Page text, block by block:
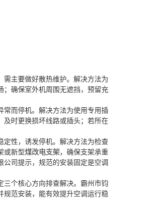
主要做好散热维护。解决方法为
；确保室外机周围无遮挡，预留充
常而停机。解决方法为使用专用插
及时更换损坏线路或插头；若所在
定性，诱发停机。解决方法为检查
或新型煤改电支架，确保支架承重
司提示，规范的安装固定是空调
三个核心方向排查解决。霸州市钧
规范安装，能有效提升空调运行稳